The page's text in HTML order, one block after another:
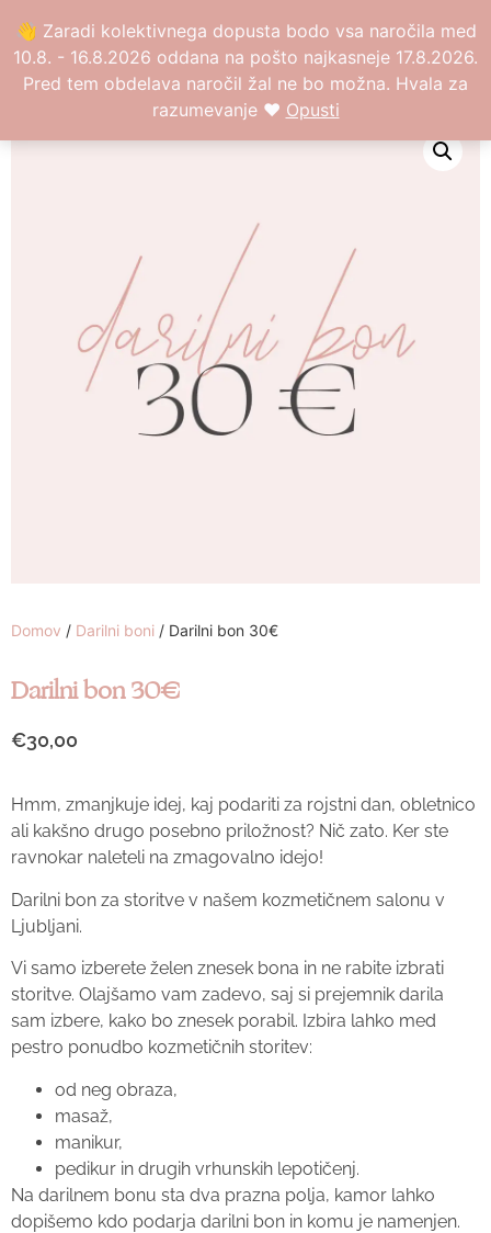
👋 Zaradi kolektivnega dopusta bodo vsa naročila med
10.8. - 16.8.2026 oddana na pošto najkasneje 17.8.2026.
Pred tem obdelava naročil žal ne bo možna. Hvala za
razumevanje ❤️ Opusti
Domov / Darilni boni / Darilni bon 30€
Darilni bon 30€
€30,00
Hmm, zmanjkuje idej, kaj podariti za rojstni dan, obletnico
ali kakšno drugo posebno priložnost? Nič zato. Ker ste
ravnokar naleteli na zmagovalno idejo!
Darilni bon za storitve v našem kozmetičnem salonu v
Ljubljani.
Vi samo izberete želen znesek bona in ne rabite izbrati
storitve. Olajšamo vam zadevo, saj si prejemnik darila
sam izbere, kako bo znesek porabil. Izbira lahko med
pestro ponudbo kozmetičnih storitev:
od neg obraza,
masaž,
manikur,
pedikur in drugih vrhunskih lepotičenj.
Na darilnem bonu sta dva prazna polja, kamor lahko
dopišemo kdo podarja darilni bon in komu je namenjen.